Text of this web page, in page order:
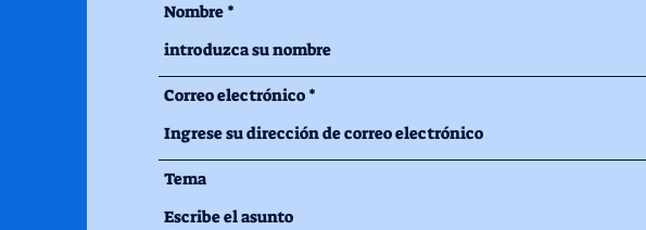
Nombre
Correo electrónico
Tema